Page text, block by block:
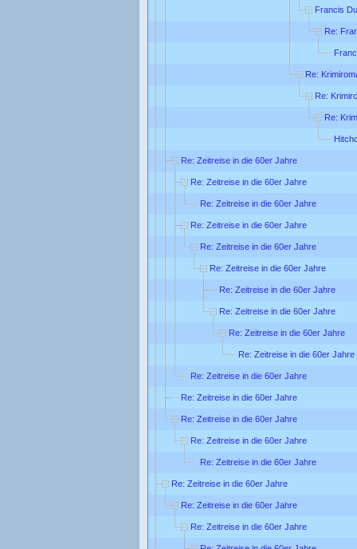
Francis
Re:
Re:
Re:
Re:
Re: Zeitreise in die 60er Jahre
Re: Zeitreise in die 60er Jahre
Re: Zeitreise in die 60er Jahre
Re: Zeitreise in die 60er Jahre
Re: Zeitreise in die 60er Jahre
Re: Zeitreise in die 60er Jahre
Re: Zeitreise in die 60er Jahre
Re: Zeitreise in die 60er Jahre
Re: Zeitreise in die 60er Jahre
Re: Zeitreise in die 60er Jahre
Re: Zeitreise in die 60er Jahre
Re: Zeitreise in die 60er Jahre
Re: Zeitreise in die 60er Jahre
Re: Zeitreise in die 60er Jahre
Re: Zeitreise in die 60er Jahre
Re: Zeitreise in die 60er Jahre
Re: Zeitreise in die 60er Jahre
Re: Zeitreise in die 60er Jahre